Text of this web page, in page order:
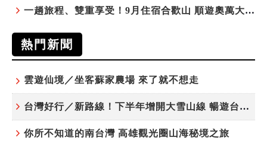
一趟旅程、雙重享受！9月住宿合歡山 順遊奧萬大10元優惠入園
熱門新聞
雲遊仙境／坐客蘇家農場 來了就不想走
台灣好行／新路線！下半年增開大雪山線 暢遊台中更便利
你所不知道的南台灣 高雄觀光圈山海秘境之旅